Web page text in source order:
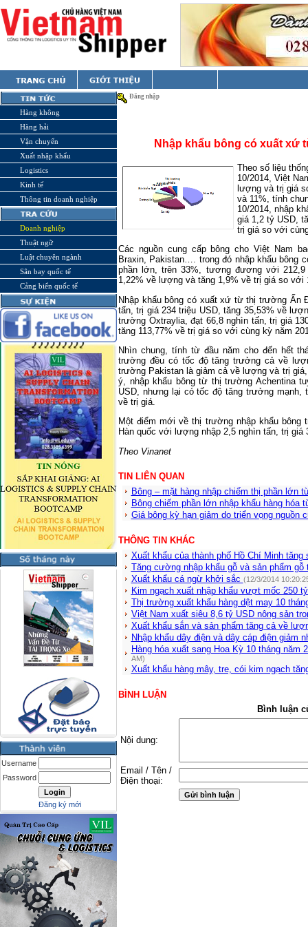
Hàng không
Hàng hải
Vận chuyển
Xuất nhập khẩu
Logistics
Kinh tế
Thông tin doanh nghiệp
Doanh nghiệp
Thuật ngữ
Luật chuyên ngành
Sân bay quốc tế
Cảng biển quốc tế
Username
Password
Đăng ký mới
Đăng nhập
Nhập khẩu bông có xuất xứ
Theo số liệu
10/2014, Việt
lượng và trị giá
và 11%, tính
10/2014, nhập
giá 1,2 tỷ USD,
trị giá so với
Các nguồn cung cấp bông cho Việt Nam
Braxin, Pakistan…. trong đó nhập khẩu bông
phần lớn, trên 33%, tương đương với
1,22% về lượng và tăng 1,9% về trị giá so với
Nhập khẩu bông có xuất xứ từ thị trường Ấn
tấn, trị giá 234 triệu USD, tăng 35,53% về
trường Oxtraylia, đạt 66,8 nghìn tấn, trị giá
tăng 113,77% về trị giá so với cùng kỳ năm
Nhìn chung, tính từ đầu năm cho đến hết
trường đều có tốc độ tăng trưởng cả về
trường Pakistan là giảm cả về lượng và trị
ý, nhập khẩu bông từ thị trường Achentina
USD, nhưng lại có tốc độ tăng trưởng mạnh,
về trị giá.
Một điểm mới về thị trường nhập khẩu
Hàn quốc với lượng nhập 2,5 nghìn tấn, trị giá
Theo Vinanet
TIN LIÊN QUAN
Bông – mặt hàng nhập chiếm thị phần lớn
Bông chiếm phần lớn nhập khẩu hàng hóa
Giá bông kỳ hạn giảm do triển vọng nguồn
THÔNG TIN KHÁC
Xuất khẩu của thành phố Hồ Chí Minh
Tăng cường nhập khẩu gỗ và sản phẩm gỗ
Xuất khẩu cá ngừ khởi sắc (12/3/2014
Kim ngạch xuất nhập khẩu vượt mốc 250
Thị trường xuất khẩu hàng dệt may 10
Việt Nam xuất siêu 8,6 tỷ USD nông sản
Xuất khẩu sắn và sản phẩm tăng cả về
Nhập khẩu dây điện và dây cáp điện giảm
Hàng hóa xuất sang Hoa Kỳ 10 tháng năm
AM)
Xuất khẩu hàng mây, tre, cói kim ngạch
BÌNH LUẬN
Bình luận
Nội dung:
Email / Tên /
Điện thoại: